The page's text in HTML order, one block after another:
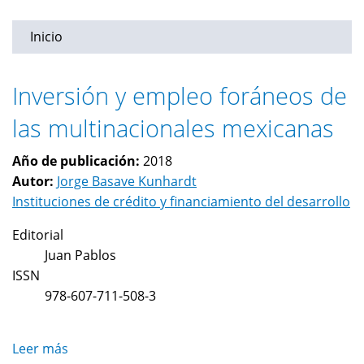
Inicio
Inversión y empleo foráneos de
las multinacionales mexicanas
Año de publicación: 2018
Autor: Jorge Basave Kunhardt
Instituciones de crédito y financiamiento del desarrollo
Editorial
Juan Pablos
ISSN
978-607-711-508-3
Leer más